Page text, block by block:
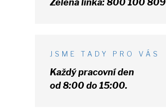
Zelená linka:800 100 809
JSME TADY PRO VÁS
Každý pracovní den
od 8:00 do 15:00.